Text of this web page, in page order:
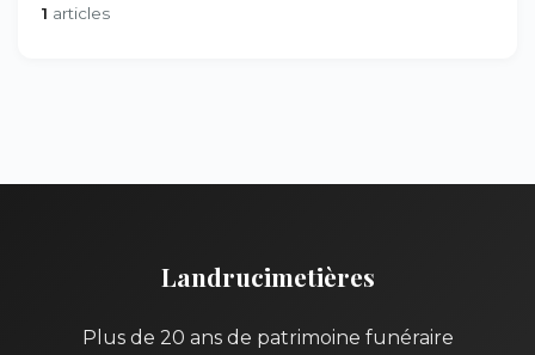
1 articles
Landrucimetières
Plus de 20 ans de patrimoine funéraire